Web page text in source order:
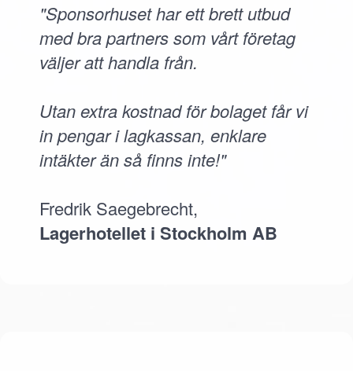
"Sponsorhuset har ett brett utbud
med bra partners som vårt företag
väljer att handla från.
Utan extra kostnad för bolaget får vi
in pengar i lagkassan, enklare
intäkter än så finns inte!"
Fredrik Saegebrecht,
Lagerhotellet i Stockholm AB